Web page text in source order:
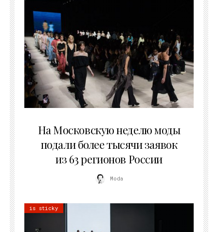
На Московскую неделю моды
подали более тысячи заявок
из 63 регионов России
Moda
is sticky